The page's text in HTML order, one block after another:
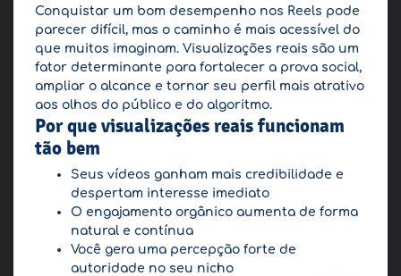
Conquistar um bom desempenho nos Reels pode
parecer difícil, mas o caminho é mais acessível do
que muitos imaginam. Visualizações reais são um
fator determinante para fortalecer a prova social,
ampliar o alcance e tornar seu perfil mais atrativo
aos olhos do público e do algoritmo.
Por que visualizações reais funcionam
tão bem
Seus vídeos ganham mais credibilidade e
despertam interesse imediato
O engajamento orgânico aumenta de forma
natural e contínua
Você gera uma percepção forte de
autoridade no seu nicho